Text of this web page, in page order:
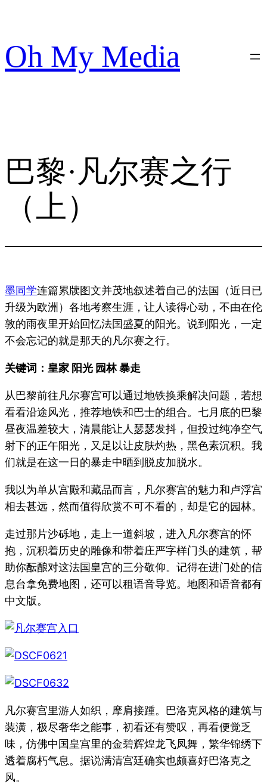
内
容
Oh My Media
巴黎·凡尔赛之行
（上）
墨同学连篇累牍图文并茂地叙述着自己的法国（近日已
升级为欧洲）各地考察生涯，让人读得心动，不由在伦
敦的雨夜里开始回忆法国盛夏的阳光。说到阳光，一定
不会忘记的就是那天的凡尔赛之行。
关键词：皇家 阳光 园林 暴走
从巴黎前往凡尔赛宫可以通过地铁换乘解决问题，若想
看看沿途风光，推荐地铁和巴士的组合。七月底的巴黎
昼夜温差较大，清晨能让人瑟瑟发抖，但投过纯净空气
射下的正午阳光，又足以让皮肤灼热，黑色素沉积。我
们就是在这一日的暴走中晒到脱皮加脱水。
我以为单从宫殿和藏品而言，凡尔赛宫的魅力和卢浮宫
相去甚远，然而值得欣赏不可不看的，却是它的园林。
走过那片沙砾地，走上一道斜坡，进入凡尔赛宫的怀
抱，沉积着历史的雕像和带着庄严字样门头的建筑，帮
助你酝酿对这法国皇宫的三分敬仰。记得在进门处的信
息台拿免费地图，还可以租语音导览。地图和语音都有
中文版。
凡尔赛宫里游人如织，摩肩接踵。巴洛克风格的建筑与
装潢，极尽奢华之能事，初看还有赞叹，再看便觉乏
味，仿佛中国皇宫里的金碧辉煌龙飞凤舞，繁华锦绣下
透着腐朽气息。据说满清宫廷确实也颇喜好巴洛克之
风。